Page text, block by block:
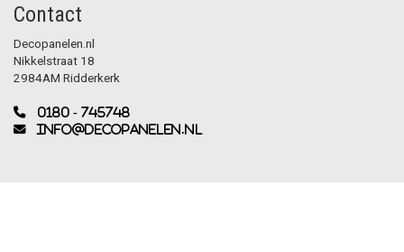
Contact
Decopanelen.nl
Nikkelstraat 18
2984AM Ridderkerk
0180 - 745748
info@decopanelen.nl